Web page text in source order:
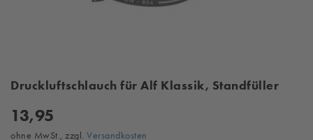
Druckluftschlauch für Alf Klassik, Standfüller
13,95
ohne MwSt., zzgl. Versandkosten